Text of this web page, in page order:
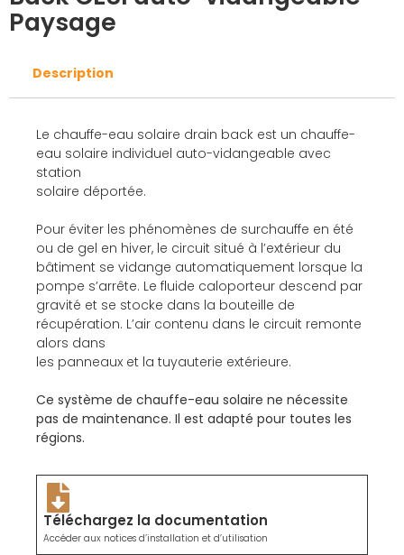
Paysage
Description
Le chauffe-eau solaire drain back est un chauffe-
eau solaire individuel auto-vidangeable avec
station
solaire déportée.
Pour éviter les phénomènes de surchauffe en été
ou de gel en hiver, le circuit situé à l’extérieur du
bâtiment se vidange automatiquement lorsque la
pompe s’arrête. Le fluide caloporteur descend par
gravité et se stocke dans la bouteille de
récupération. L’air contenu dans le circuit remonte
alors dans
les panneaux et la tuyauterie extérieure.
Ce système de chauffe-eau solaire ne nécessite
pas de maintenance. Il est adapté pour toutes les
régions.
Téléchargez la documentation
Accéder aux notices d’installation et d’utilisation